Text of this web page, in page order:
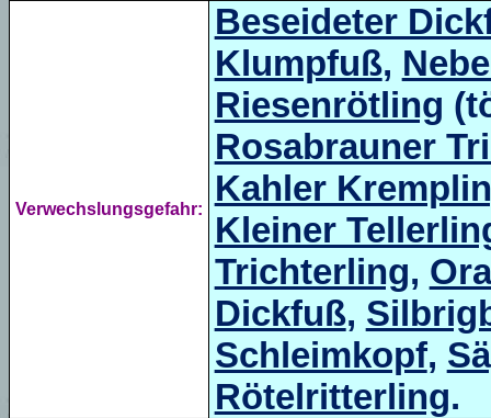
Verwechslungsgefahr:
Beseideter
Klumpfuß,
Riesenrötling
Rosabrauner
Kahler
Kleiner
Trichterling,
Dickfuß,
Schleimkopf,
Rötelritterling.